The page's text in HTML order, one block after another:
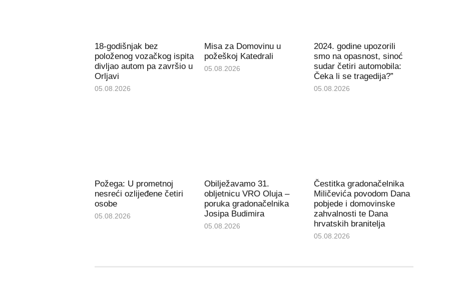
18-godišnjak bez
položenog vozačkog ispita
divljao autom pa završio u
Orljavi
05.08.2026
Misa za Domovinu u
požeškoj Katedrali
05.08.2026
2024. godine upozorili
smo na opasnost, sinoć
sudar četiri automobila:
Čeka li se tragedija?”
05.08.2026
Požega: U prometnoj
nesreći ozlijeđene četiri
osobe
05.08.2026
Obilježavamo 31.
obljetnicu VRO Oluja –
poruka gradonačelnika
Josipa Budimira
05.08.2026
Čestitka gradonačelnika
Miličevića povodom Dana
pobjede i domovinske
zahvalnosti te Dana
hrvatskih branitelja
05.08.2026